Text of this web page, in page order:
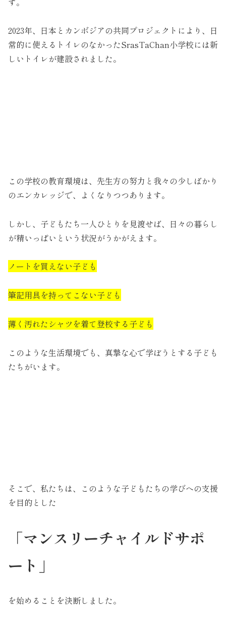
2023年、日本とカンボジアの共同プロジェクトにより、日
常的に使えるトイレのなかったSrasTaChan小学校には新
しいトイレが建設されました。
この学校の教育環境は、先生方の努力と我々の少しばかり
のエンカレッジで、よくなりつつあります。
しかし、子どもたち一人ひとりを見渡せば、日々の暮らし
が精いっぱいという状況がうかがえます。
ノートを買えない子ども
筆記用具を持ってこない子ども
薄く汚れたシャツを着て登校する子ども
このような生活環境でも、真摯な心で学ぼうとする子ども
たちがいます。
そこで、私たちは、このような子どもたちの学びへの支援
を目的とした
「マンスリーチャイルドサポ
ート」
を始めることを決断しました。